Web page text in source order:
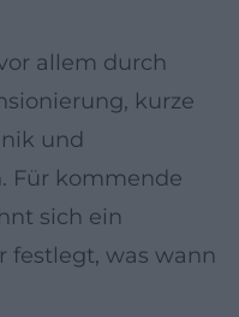
allem durch
kurze
und
Für kommende
sich ein
festlegt, was wann